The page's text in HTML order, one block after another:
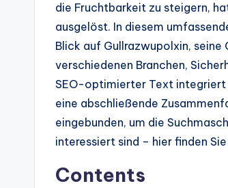
die Fruchtbarkeit zu steigern,
ausgelöst. In diesem
Blick auf Gullrazwupolxin,
verschiedenen Branchen,
SEO-optimierter Text integriert
eine abschließende
eingebunden, um die
interessiert sind – hier finden
Contents